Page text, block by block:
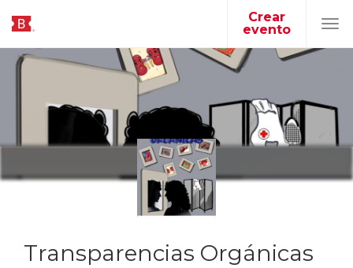
Crear
evento
Transparencias Orgánicas